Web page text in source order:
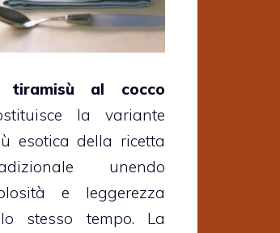
tiramisù al cocco
la variante
esotica della ricetta
unendo
e leggerezza
stesso tempo. La